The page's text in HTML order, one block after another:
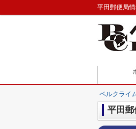
平田郵便局
ベルクライ
平田郵